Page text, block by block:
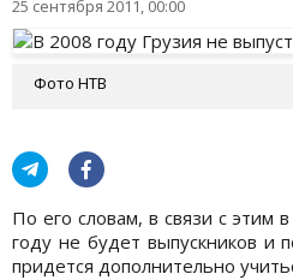
25 сентября 2011, 00:00
Фото НТВ
По его словам, в связи с этим
году не будет выпускников и
придется дополнительно